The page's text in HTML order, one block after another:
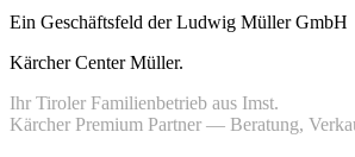
Ein Geschäftsfeld der Ludwig Müller GmbH
Kärcher Center Müller.
Ihr Tiroler Familienbetrieb aus Imst.
Kärcher Premium Partner — Beratung,